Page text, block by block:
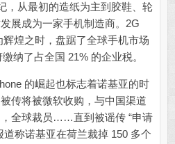
从最初的造纸为主到胶鞋、轮
展成为一家手机制造商。2G
煌之时，盘踞了全球手机市场
纳了占全国 21% 的企业税。
的崛起也标志着诺基亚的时
传将被微软收购，与中国渠道
全球裁员……直到被谣传 “申请
道称诺基亚在荷兰裁掉 150 多个